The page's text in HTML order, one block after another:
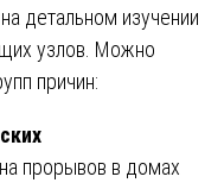
детальном изучении
узлов. Можно
причин:
прорывов в домах